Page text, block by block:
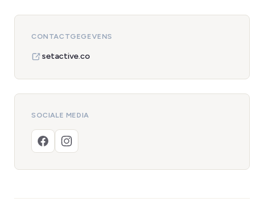
CONTACTGEGEVENS
setactive.co
SOCIALE MEDIA